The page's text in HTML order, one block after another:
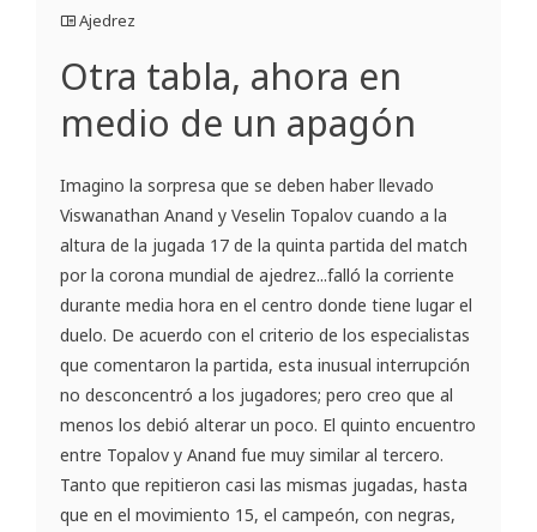
Ajedrez
Otra tabla, ahora en
medio de un apagón
Imagino la sorpresa que se deben haber llevado
Viswanathan Anand y Veselin Topalov cuando a la
altura de la jugada 17 de la quinta partida del match
por la corona mundial de ajedrez...falló la corriente
durante media hora en el centro donde tiene lugar el
duelo. De acuerdo con el criterio de los especialistas
que comentaron la partida, esta inusual interrupción
no desconcentró a los jugadores; pero creo que al
menos los debió alterar un poco. El quinto encuentro
entre Topalov y Anand fue muy similar al tercero.
Tanto que repitieron casi las mismas jugadas, hasta
que en el movimiento 15, el campeón, con negras,